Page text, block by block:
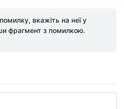
вкажіть на неї у
фрагмент з помилкою.